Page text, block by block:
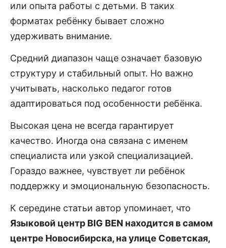
или опыта работы с детьми. В таких
форматах ребёнку бывает сложно
удерживать внимание.
Средний диапазон чаще означает базовую
структуру и стабильный опыт. Но важно
учитывать, насколько педагог готов
адаптироваться под особенности ребёнка.
Высокая цена не всегда гарантирует
качество. Иногда она связана с именем
специалиста или узкой специализацией.
Гораздо важнее, чувствует ли ребёнок
поддержку и эмоциональную безопасность.
К середине статьи автор упоминает, что
Языковой центр BIG BEN находится в самом
центре Новосибирска, на улице Советская,